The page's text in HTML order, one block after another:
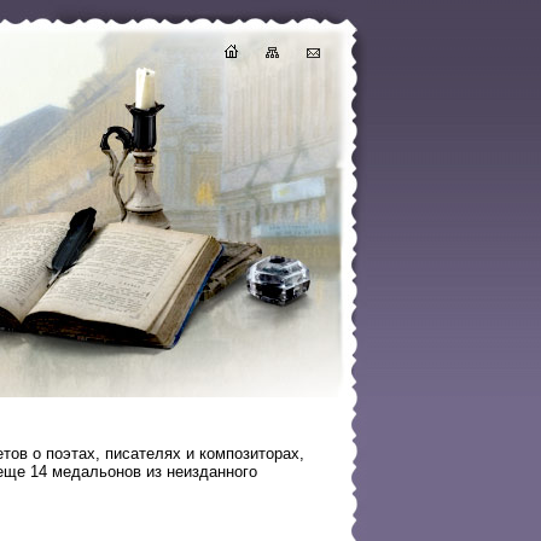
о поэтах, писателях и композиторах,
14 медальонов из неизданного